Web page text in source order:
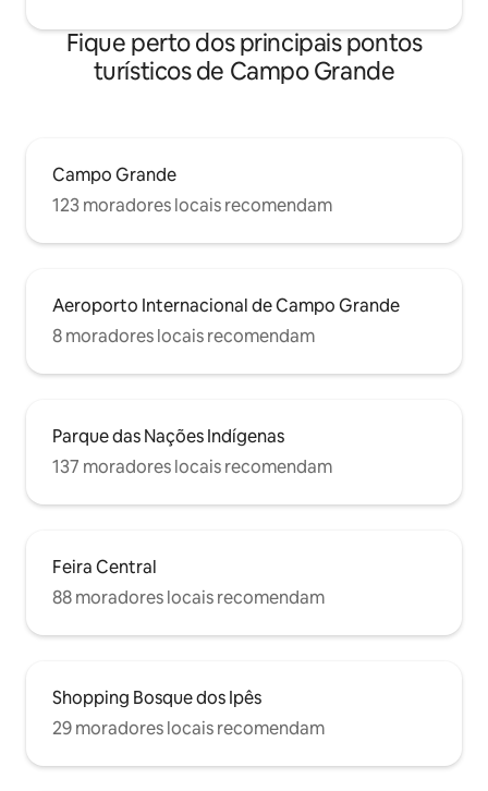
Fique perto dos principais pontos
turísticos de Campo Grande
Campo Grande
123 moradores locais recomendam
Aeroporto Internacional de Campo Grande
8 moradores locais recomendam
Parque das Nações Indígenas
137 moradores locais recomendam
Feira Central
88 moradores locais recomendam
Shopping Bosque dos Ipês
29 moradores locais recomendam